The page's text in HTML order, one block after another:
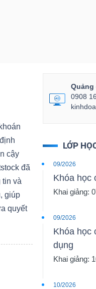
cậy
đã
tin và
giúp
quyết
Quảng
0908
LỚP
09/2026
Khóa học
Khai giảng:
09/2026
Khóa học
dụng
Khai giảng:
10/2026